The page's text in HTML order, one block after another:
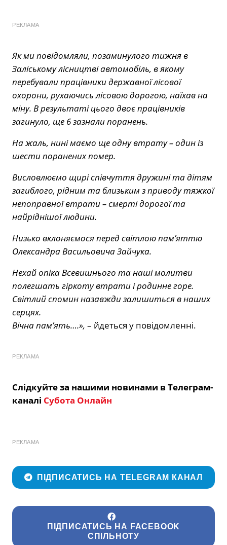
РЕКЛАМА
Як ми повідомляли, позаминулого тижня в
Заліському лісництві автомобіль, в якому
перебували працівники державної лісової
охорони, рухаючись лісовою дорогою, наїхав на
міну. В результаті цього двоє працівників
загинуло, ще 6 зазнали поранень.
На жаль, нині маємо ще одну втрату – один із
шести поранених помер.
Висловлюємо щирі співчуття дружині та дітям
загиблого, рідним та близьким з приводу тяжкої
непоправної втрати – смерті дорогої та
найріднішої людини.
Низько вклоняємося перед світлою пам’яттю
Олександра Васильовича Зайчука.
Нехай опіка Всевишнього та наші молитви
полегшать гіркоту втрати і родинне горе.
Світлий спомин назавжди залишиться в наших
серцях.
Вічна пам’ять….», – йдеться у повідомленні.
РЕКЛАМА
Слідкуйте за нашими новинами в Телеграм-
каналі Субота Онлайн
РЕКЛАМА
ПІДПИСАТИСЬ НА TELEGRAM КАНАЛ
ПІДПИСАТИСЬ НА FACEBOOK
СПІЛЬНОТУ